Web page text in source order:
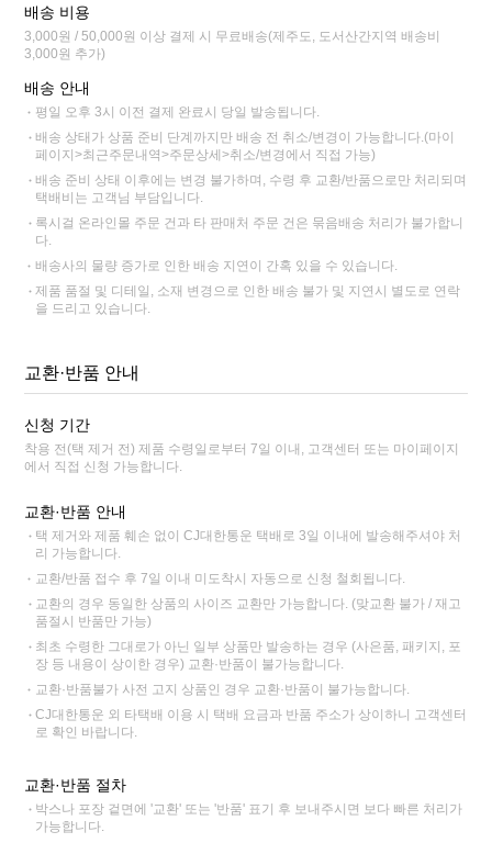
배송 비용
3,000원 / 50,000원 이상 결제 시 무료배송(제주도, 도서산간지역 배송비
3,000원 추가)
배송 안내
평일 오후 3시 이전 결제 완료시 당일 발송됩니다.
배송 상태가 상품 준비 단계까지만 배송 전 취소/변경이 가능합니다.(마이
페이지>최근주문내역>주문상세>취소/변경에서 직접 가능)
배송 준비 상태 이후에는 변경 불가하며, 수령 후 교환/반품으로만 처리되며
택배비는 고객님 부담입니다.
록시걸 온라인몰 주문 건과 타 판매처 주문 건은 묶음배송 처리가 불가합니
다.
배송사의 물량 증가로 인한 배송 지연이 간혹 있을 수 있습니다.
제품 품절 및 디테일, 소재 변경으로 인한 배송 불가 및 지연시 별도로 연락
을 드리고 있습니다.
교환·반품 안내
신청 기간
착용 전(택 제거 전) 제품 수령일로부터 7일 이내, 고객센터 또는 마이페이지
에서 직접 신청 가능합니다.
교환·반품 안내
택 제거와 제품 훼손 없이 CJ대한통운 택배로 3일 이내에 발송해주셔야 처
리 가능합니다.
교환/반품 접수 후 7일 이내 미도착시 자동으로 신청 철회됩니다.
교환의 경우 동일한 상품의 사이즈 교환만 가능합니다. (맞교환 불가 / 재고
품절시 반품만 가능)
최초 수령한 그대로가 아닌 일부 상품만 발송하는 경우 (사은품, 패키지, 포
장 등 내용이 상이한 경우) 교환·반품이 불가능합니다.
교환·반품불가 사전 고지 상품인 경우 교환·반품이 불가능합니다.
CJ대한통운 외 타택배 이용 시 택배 요금과 반품 주소가 상이하니 고객센터
로 확인 바랍니다.
교환·반품 절차
박스나 포장 겉면에 '교환' 또는 '반품' 표기 후 보내주시면 보다 빠른 처리가
가능합니다.